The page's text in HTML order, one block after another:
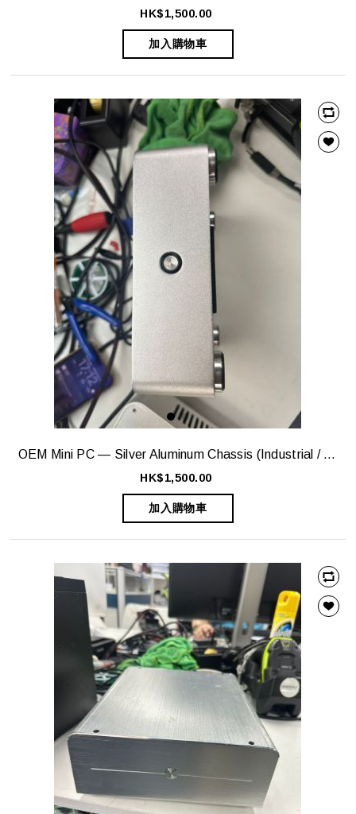
HK$1,500.00
加入購物車
OEM Mini PC — Silver Aluminum Chassis (Industrial / Embedded Style)
HK$1,500.00
加入購物車